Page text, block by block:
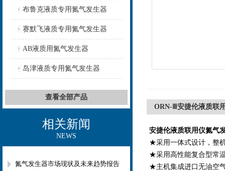
布鲁克液质专用氮气发生器
赛默飞液质专用氮气发生器
AB液质用氮气发生器
岛津液质专用氮气发生器
查看全部产品
相关新闻
NEWS
氮气发生器市场现状及未来趋势报告
ORN-Ⅲ安捷伦液质联
安捷伦液质联用仪氮气
★采用一体式设计，整
★采用高性能复合型常
★主机集成进口无油空